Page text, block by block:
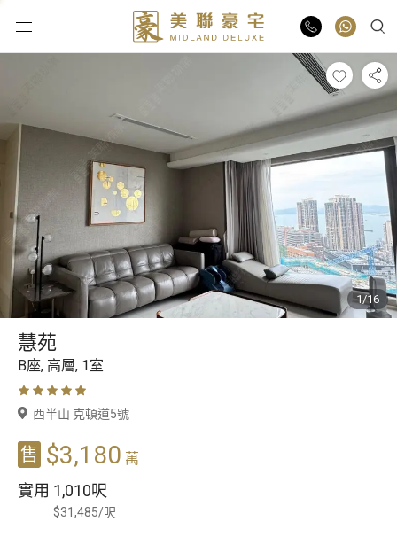
物業出租
業主放盤
豪宅報告
豪宅資訊
更多樓盤
豪宅專家
豪宅分行
1/16
慧苑
B座, 高層, 1室
西半山 克頓道5號
售 $3,180 萬
實用 1,010呎
$31,485/呎